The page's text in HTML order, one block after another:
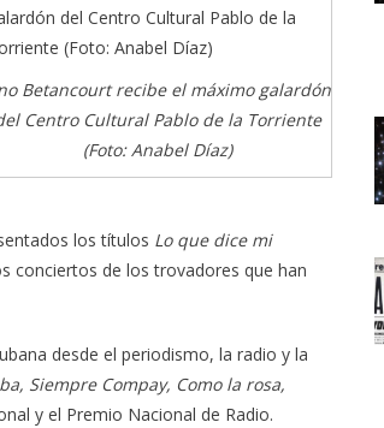
Betancourt recibe el máximo galardón
Centro Cultural Pablo de la Torriente
(Foto: Anabel Díaz)
los títulos Lo que dice mi
conciertos de los trovadores que han
desde el periodismo, la radio y la
Siempre Com­pay, Como la rosa,
y el Premio Nacional de Radio.